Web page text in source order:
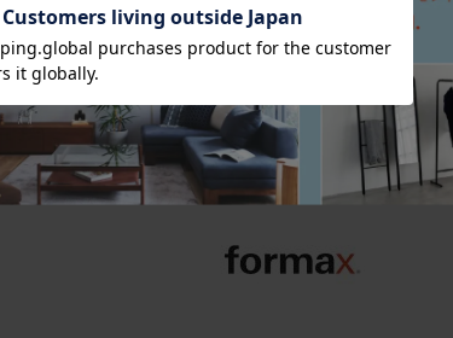
められた場合、無償にて修理・
ブランド